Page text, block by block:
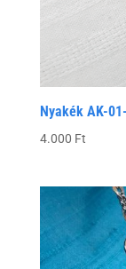
Nyakék AK-
4.000 Ft